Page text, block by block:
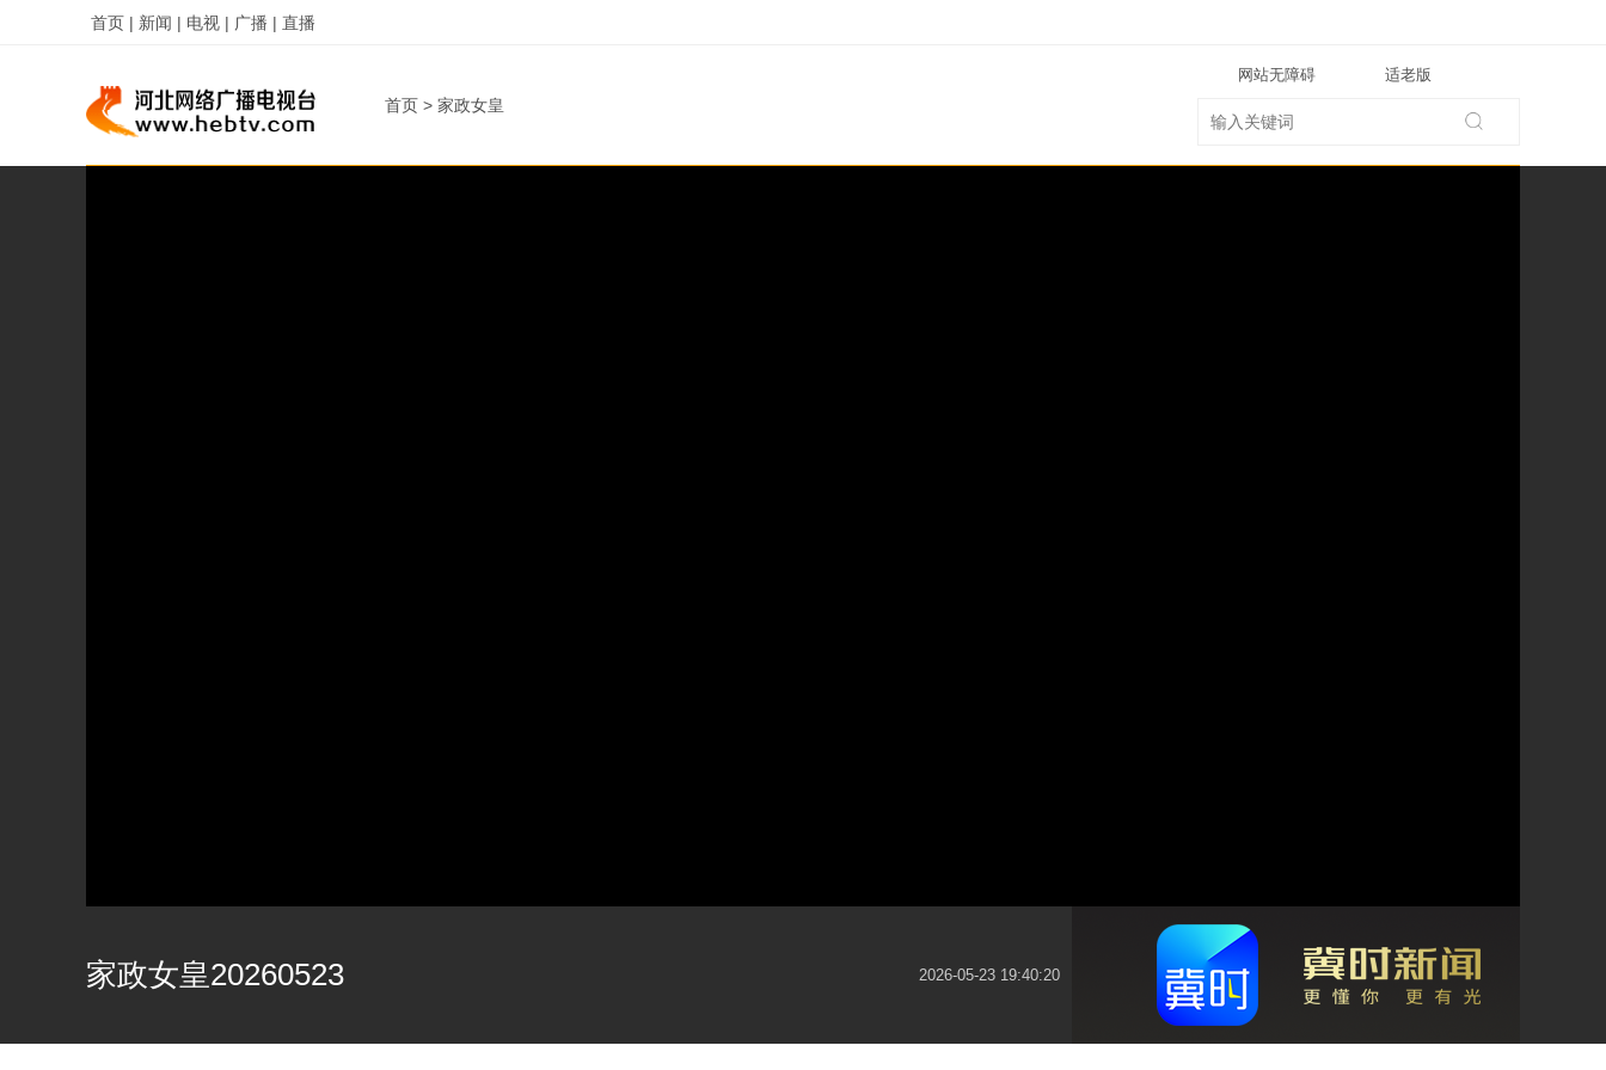
首页 | 新闻 | 电视 | 广播 | 直播
首页 > 家政女皇
网站无障碍 适老版
家政女皇20260523 2026-05-23 19:40:20